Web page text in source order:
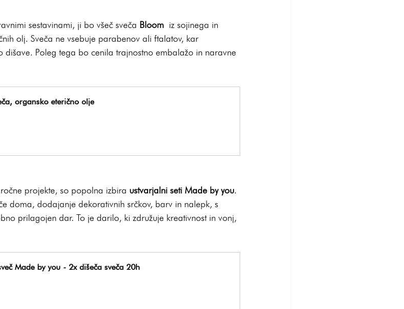
sestavinami, ji bo všeč sveča Bloom iz sojinega in
olj. Sveča ne vsebuje parabenov ali ftalatov, kar
dišave. Poleg tega bo cenila trajnostno embalažo in naravne
organsko eterično olje
projekte, so popolna izbira ustvarjalni seti Made by you.
doma, dodajanje dekorativnih srčkov, barv in nalepk, s
prilagojen dar. To je darilo, ki združuje kreativnost in vonj,
Made by you - 2x dišeča sveča 20h